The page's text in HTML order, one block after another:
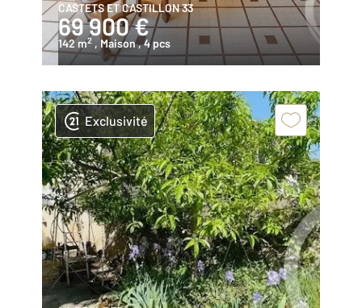
CASTETS ET CASTILLON 33
69 900 €
142 m2 , Maison, 4 pcs
Exclusivité